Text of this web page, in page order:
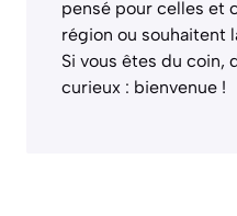
pensé pour celles et
région ou souhaitent
Si vous êtes du coin,
curieux : bienvenue !